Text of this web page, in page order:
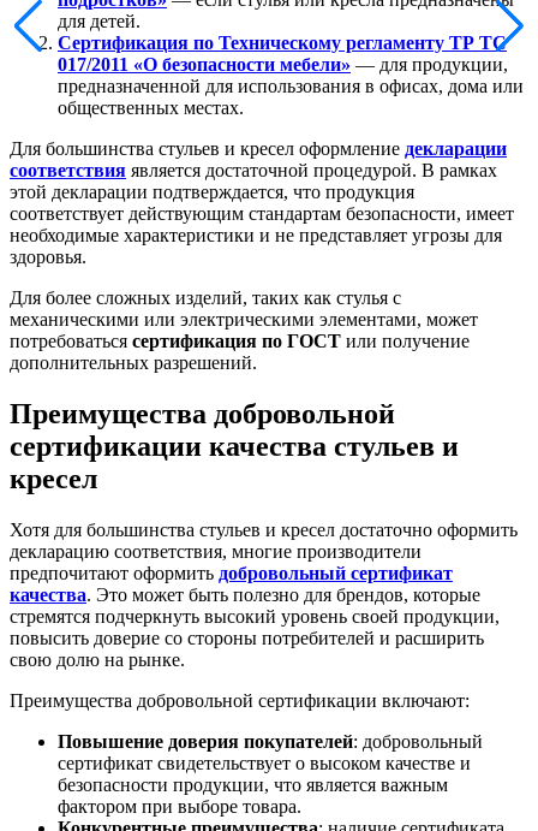
для детей.
Сертификация по Техническому регламенту ТР ТС
017/2011 «О безопасности мебели» — для продукции,
предназначенной для использования в офисах, дома или
общественных местах.
Для большинства стульев и кресел оформление декларации
соответствия является достаточной процедурой. В рамках
этой декларации подтверждается, что продукция
соответствует действующим стандартам безопасности, имеет
необходимые характеристики и не представляет угрозы для
здоровья.
Для более сложных изделий, таких как стулья с
механическими или электрическими элементами, может
потребоваться сертификация по ГОСТ или получение
дополнительных разрешений.
Преимущества добровольной
сертификации качества стульев и
кресел
Хотя для большинства стульев и кресел достаточно оформить
декларацию соответствия, многие производители
предпочитают оформить добровольный сертификат
качества. Это может быть полезно для брендов, которые
стремятся подчеркнуть высокий уровень своей продукции,
повысить доверие со стороны потребителей и расширить
свою долю на рынке.
Преимущества добровольной сертификации включают:
Повышение доверия покупателей: добровольный
сертификат свидетельствует о высоком качестве и
безопасности продукции, что является важным
фактором при выборе товара.